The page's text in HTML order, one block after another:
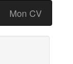
Mon CV